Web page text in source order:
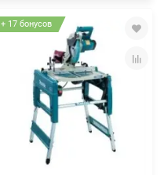
+ 17 бонусов